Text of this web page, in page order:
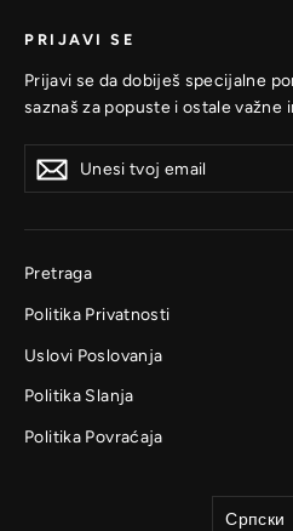
PRIJAVI SE
Prijavi se da dobiješ specijalne
saznaš za popuste i ostale važne
tvoj
se
Prijavi
se
Pretraga
Politika Privatnosti
Uslovi Poslovanja
Politika Slanja
Politika Povraćaja
Jezik
Српски